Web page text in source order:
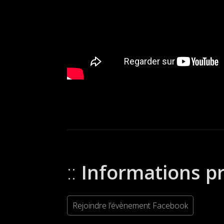
Informations
Rejoindre l’évènement Facebook